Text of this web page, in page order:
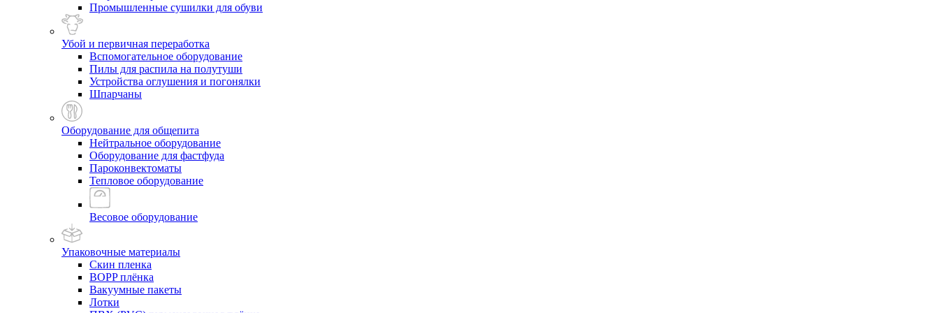
Промышленные сушилки для обуви
Убой и первичная переработка
Вспомогательное оборудование
Пилы для распила на полутуши
Устройства оглушения и погонялки
Шпарчаны
Оборудование для общепита
Нейтральное оборудование
Оборудование для фастфуда
Пароконвектоматы
Тепловое оборудование
Весовое оборудование
Упаковочные материалы
Скин пленка
BOPP плёнка
Вакуумные пакеты
Лотки